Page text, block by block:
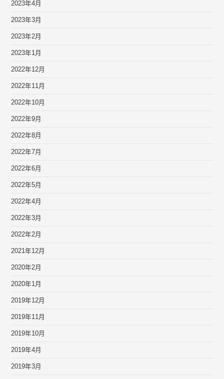
2023年4月
2023年3月
2023年2月
2023年1月
2022年12月
2022年11月
2022年10月
2022年9月
2022年8月
2022年7月
2022年6月
2022年5月
2022年4月
2022年3月
2022年2月
2021年12月
2020年2月
2020年1月
2019年12月
2019年11月
2019年10月
2019年4月
2019年3月